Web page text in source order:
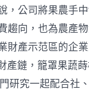
，公司將果農手
趨向，也為農產
產示范區的企業
產鏈，籠罩果蔬
研究一起配合社